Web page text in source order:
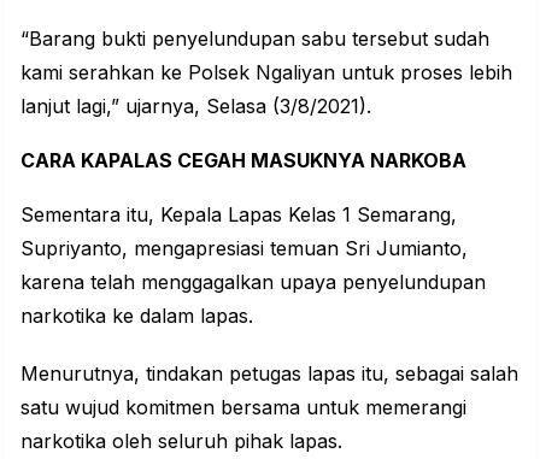
“Barang bukti penyelundupan sabu tersebut sudah
kami serahkan ke Polsek Ngaliyan untuk proses lebih
lanjut lagi,” ujarnya, Selasa (3/8/2021).
CARA KAPALAS CEGAH MASUKNYA NARKOBA
Sementara itu, Kepala Lapas Kelas 1 Semarang,
Supriyanto, mengapresiasi temuan Sri Jumianto,
karena telah menggagalkan upaya penyelundupan
narkotika ke dalam lapas.
Menurutnya, tindakan petugas lapas itu, sebagai salah
satu wujud komitmen bersama untuk memerangi
narkotika oleh seluruh pihak lapas.